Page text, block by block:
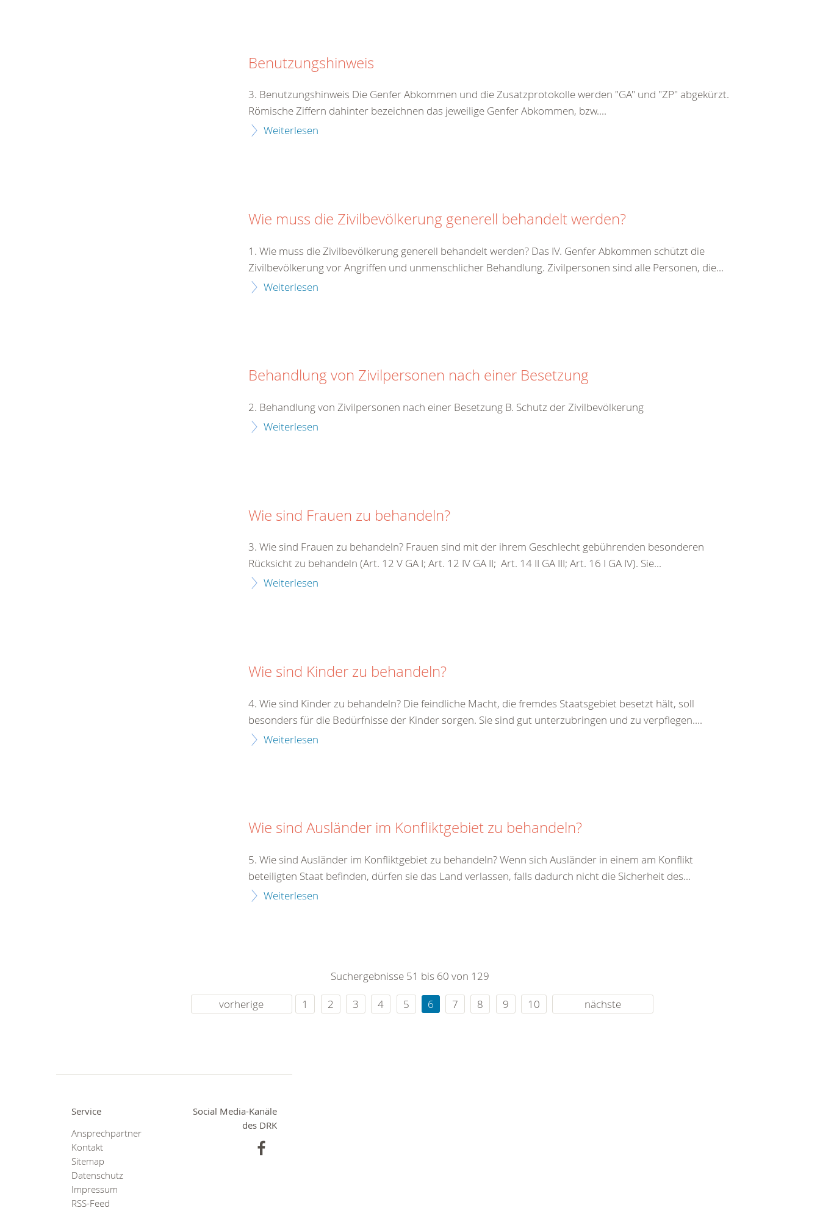
Benutzungshinweis
3. Benutzungshinweis Die Genfer Abkommen und die Zusatzprotokolle werden "GA" und "ZP" abgekürzt.
Römische Ziffern dahinter bezeichnen das jeweilige Genfer Abkommen, bzw....
Weiterlesen
Wie muss die Zivilbevölkerung generell behandelt werden?
1. Wie muss die Zivilbevölkerung generell behandelt werden? Das IV. Genfer Abkommen schützt die
Zivilbevölkerung vor Angriffen und unmenschlicher Behandlung. Zivilpersonen sind alle Personen, die...
Weiterlesen
Behandlung von Zivilpersonen nach einer Besetzung
2. Behandlung von Zivilpersonen nach einer Besetzung B. Schutz der Zivilbevölkerung
Weiterlesen
Wie sind Frauen zu behandeln?
3. Wie sind Frauen zu behandeln? Frauen sind mit der ihrem Geschlecht gebührenden besonderen
Rücksicht zu behandeln (Art. 12 V GA I; Art. 12 IV GA II; Art. 14 II GA III; Art. 16 I GA IV). Sie...
Weiterlesen
Wie sind Kinder zu behandeln?
4. Wie sind Kinder zu behandeln? Die feindliche Macht, die fremdes Staatsgebiet besetzt hält, soll
besonders für die Bedürfnisse der Kinder sorgen. Sie sind gut unterzubringen und zu verpflegen....
Weiterlesen
Wie sind Ausländer im Konfliktgebiet zu behandeln?
5. Wie sind Ausländer im Konfliktgebiet zu behandeln? Wenn sich Ausländer in einem am Konflikt
beteiligten Staat befinden, dürfen sie das Land verlassen, falls dadurch nicht die Sicherheit des...
Weiterlesen
Suchergebnisse 51 bis 60 von 129
vorherige
1 2 3 4 5 6 7 8 9 10 nächste
Service
Ansprechpartner
Kontakt
Sitemap
Datenschutz
Impressum
RSS-Feed
Social Media-Kanäle
des DRK